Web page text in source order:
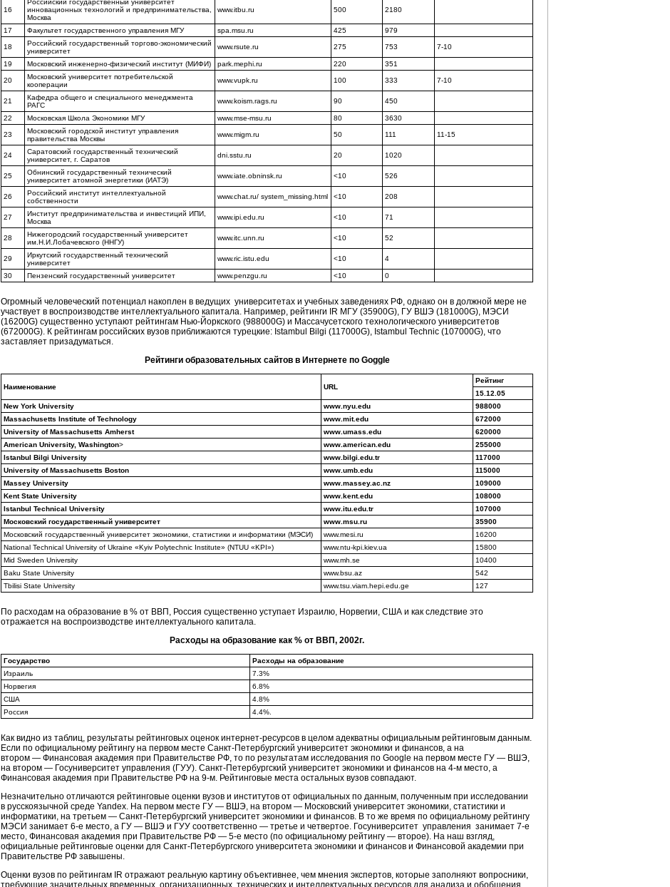
16
Российский государственный университет
инновационных технологий и предприни­мательства,
Москва
www.itbu.ru 500 2180
17 Факультет государственного управления МГУ spa.msu.ru 425 979
18
Российский государственный торгово-экономический
университет
www.rsute.ru 275 753 7-10
19 Московский инженерно-физический институт (МИФИ) park.mephi.ru 220 351
20
Московский университет потребительской
кооперации
www.vupk.ru 100 333 7-10
21
Кафедра общего и специального менеджмента
РАГС
www.koism.rags.ru 90 450
22 Московская Школа Экономики МГУ www.mse-msu.ru 80 3630
23
Московский городской институт управления
правительства Москвы
www.migm.ru 50 111 11-15
24
Саратовский государственный технический
университет, г. Саратов
dni.sstu.ru 20 1020
25
Обнинский государственный технический
университет атомной энергетики (ИАТЭ)
www.iate.obninsk.ru <10 526
26
Российский институт интеллектуальной
собственности
www.chat.ru/ system_missing.html <10 208
27
Институт предпринимательства и инвестиций ИПИ,
Москва
www.ipi.edu.ru <10 71
28
Нижегородский государственный университет
им.Н.И.Лобачевского (ННГУ)
www.itc.unn.ru <10 52
29
Иркутский государственный технический
университет
www.ric.istu.edu <10 4
30 Пензенский государственный университет www.penzgu.ru <10 0
Огромный человеческий потенциал накоплен в ведущих университетах и учебных заведениях РФ, однако он в должной мере не
участвует в воспроизводстве интеллектуального капитала. Например, рейтинги IR МГУ (35900G), ГУ ВШЭ (181000G), МЭСИ
(16200G) существенно уступают рейтингам Нью-Йоркского (988000G) и Массачусетского технологического университетов
(672000G). К рейтингам российских вузов приближаются турецкие: Istambul Bilgi (117000G), Istambul Technic (107000G), что
заставляет призадуматься.
Рейтинги образовательных сайтов в Интернете по Goggle
Наименование URL
Рейтинг
15.12.05
New York University
www.nyu.edu
988000
Massachusetts Institute of Technology
www.mit.edu
672000
University of Massachusetts Amherst
www.umass.edu
620000
American University, Washington> www.american.edu
255000
Istanbul Bilgi University
www.bilgi.edu.tr
117000
University of Massachusetts Boston
www.umb.edu
115000
Massey University
www.massey.ac.nz
109000
Kent State University
www.kent.edu
108000
Istanbul Technical University
www.itu.edu.tr
107000
Московский государственный университет
www.msu.ru
35900
Московский государственный университет экономики, статистики и информатики (МЭСИ)
www.mesi.ru
16200
National Technical University of Ukraine «Kyiv Polytechnic Institute» (NTUU «KPI»)
www.ntu-kpi.kiev.ua
15800
Mid Sweden University
www.mh.se
10400
Baku State University
www.bsu.az
542
Tbilisi State University
www.tsu.viam.hepi.edu.ge 127
По расходам на образование в % от ВВП, Россия существенно уступает Израилю, Норвегии, США и как следствие это
отражается на воспроизводстве интеллектуального капитала.
Расходы на образование как % от ВВП, 2002г.
Государство
Расходы на образование
Израиль
7.3%
Норвегия
6.8%
США
4.8%
Россия
4.4%.
Как видно из таблиц, результаты рейтинговых оценок интернет-ресурсов в целом адекватны официальным рейтинговым данным.
Если по официальному рейтингу на первом месте Санкт-Петербургский университет экономики и финансов, а на
втором — Финансовая академия при Правительстве РФ, то по результатам исследования по Google на первом месте ГУ — ВШЭ,
на втором — Госуниверситет управления (ГУУ). Санкт-Петербургский университет экономики и финансов на 4-м место, а
Финансовая академия при Правительстве РФ на 9-м. Рейтинговые места остальных вузов совпадают.
Незначительно отличаются рейтинговые оценки вузов и институтов от официальных по данным, полученным при исследовании
в русскоязычной среде Yandex. На первом месте ГУ — ВШЭ, на втором — Московский университет экономики, статистики и
информатики, на третьем — Санкт-Петербургский университет экономики и финансов. В то же время по официальному рейтингу
МЭСИ занимает 6-е место, а ГУ — ВШЭ и ГУУ соответственно — третье и четвертое. Госуниверситет управления занимает 7-е
место, Финансовая академия при Правительстве РФ — 5-е место (по официальному рейтингу — второе). На наш взгляд,
официальные рейтинговые оценки для Санкт-Петербургского университета экономики и финансов и Финансовой академии при
Правительстве РФ завышены.
Оценки вузов по рейтингам IR отражают реальную картину объективнее, чем мнения экспертов, которые заполняют вопросники,
требующие значительных временных, организационных, технических и интеллектуальных ресурсов для анализа и обобщения.